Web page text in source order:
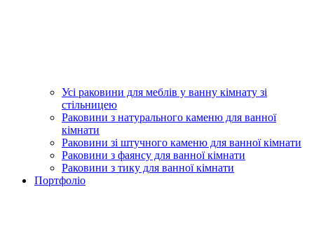
Усі раковини для меблів у ванну кімнату зі
стільницею
Раковини з натурального каменю для ванної
кімнати
Раковини зі штучного каменю для ванної кімнати
Раковини з фаянсу для ванної кімнати
Раковини з тику для ванної кімнати
Портфоліо